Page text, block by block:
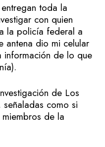
toda la
con quien
la policía federal a
antena dio mi celular
información de lo que
de Los
como si
de la